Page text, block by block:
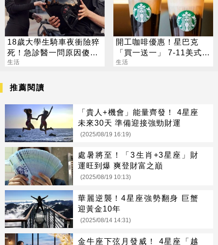
18歲大學生騎車夜衝險猝
死！急診醫一問原因傻
眼：到底有多正
生活
開工咖啡優惠！星巴克
「買一送一」 7-11美式買
7送7
生活
推薦閱讀
「貴人+機會」能量齊發！ 4星座
未來30天 準備迎接強勁財運
(2025/08/19 16:19)
處暑將至！「3生肖+3星座」財
運旺到爆 爽登財富之巔
(2025/08/19 10:13)
華麗逆襲！4星座強勢翻身 巨蟹
迎黃金10年
(2025/08/14 14:31)
金牛座下弦月發威！ 4星座「越